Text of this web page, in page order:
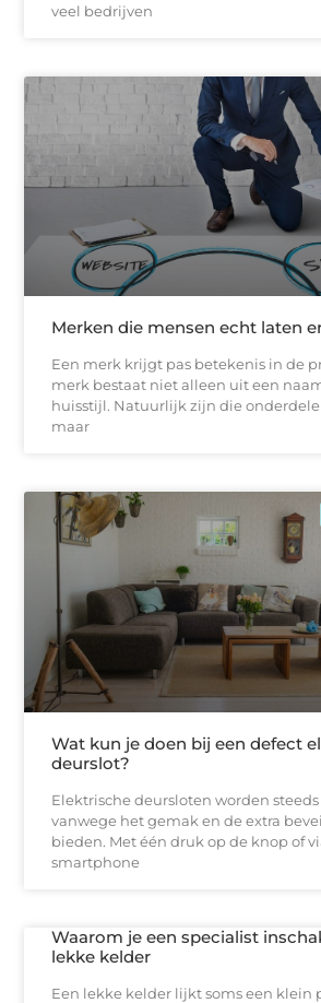
veel bedrijven
Merken die mensen echt laten
Een merk krijgt pas betekenis in de
merk bestaat niet alleen uit een
huisstijl. Natuurlijk zijn die
maar
Wat kun je doen bij een defect
deurslot?
Elektrische deursloten worden
vanwege het gemak en de extra
bieden. Met één druk op de knop of
smartphone
Waarom je een specialist
lekke kelder
Een lekke kelder lijkt soms een klein